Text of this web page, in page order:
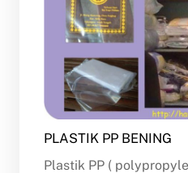
PLASTIK PP BENING
Plastik PP (